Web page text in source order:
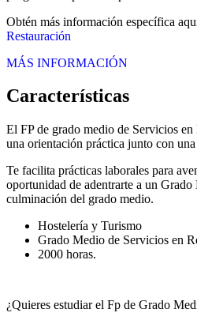
Obtén más información específica
Restauración
MÁS INFORMACIÓN
Características
El FP de grado medio de Servicios
una orientación práctica junto con
Te facilita prácticas laborales para
oportunidad de adentrarte a un
culminación del grado medio.
Hostelería y Turismo
Grado Medio de Servicios en
2000 horas.
¿Quieres estudiar el Fp de Grado